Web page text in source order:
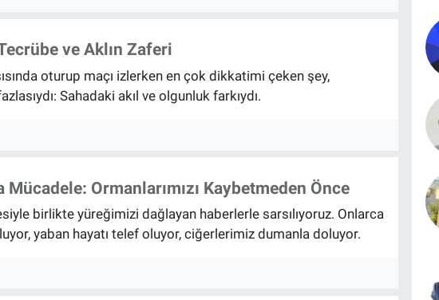
ve Aklın Zaferi
oturup maçı izlerken en çok dikkatimi çeken şey,
Sahadaki akıl ve olgunluk farkıydı.
Mücadele: Ormanlarımızı Kaybetmeden Önce
birlikte yüreğimizi dağlayan haberlerle sarsılıyoruz. Onlarca
yaban hayatı telef oluyor, ciğerlerimiz dumanla doluyor.